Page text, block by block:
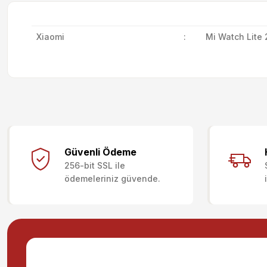
Xiaomi : Mi Watch Lite
Ürün resmi kalitesiz, bozuk veya görüntülenemiyor.
Ürün açıklamasında eksik bilgiler bulunuyor.
Güvenli Ödeme
256-bit SSL ile
ödemeleriniz güvende.